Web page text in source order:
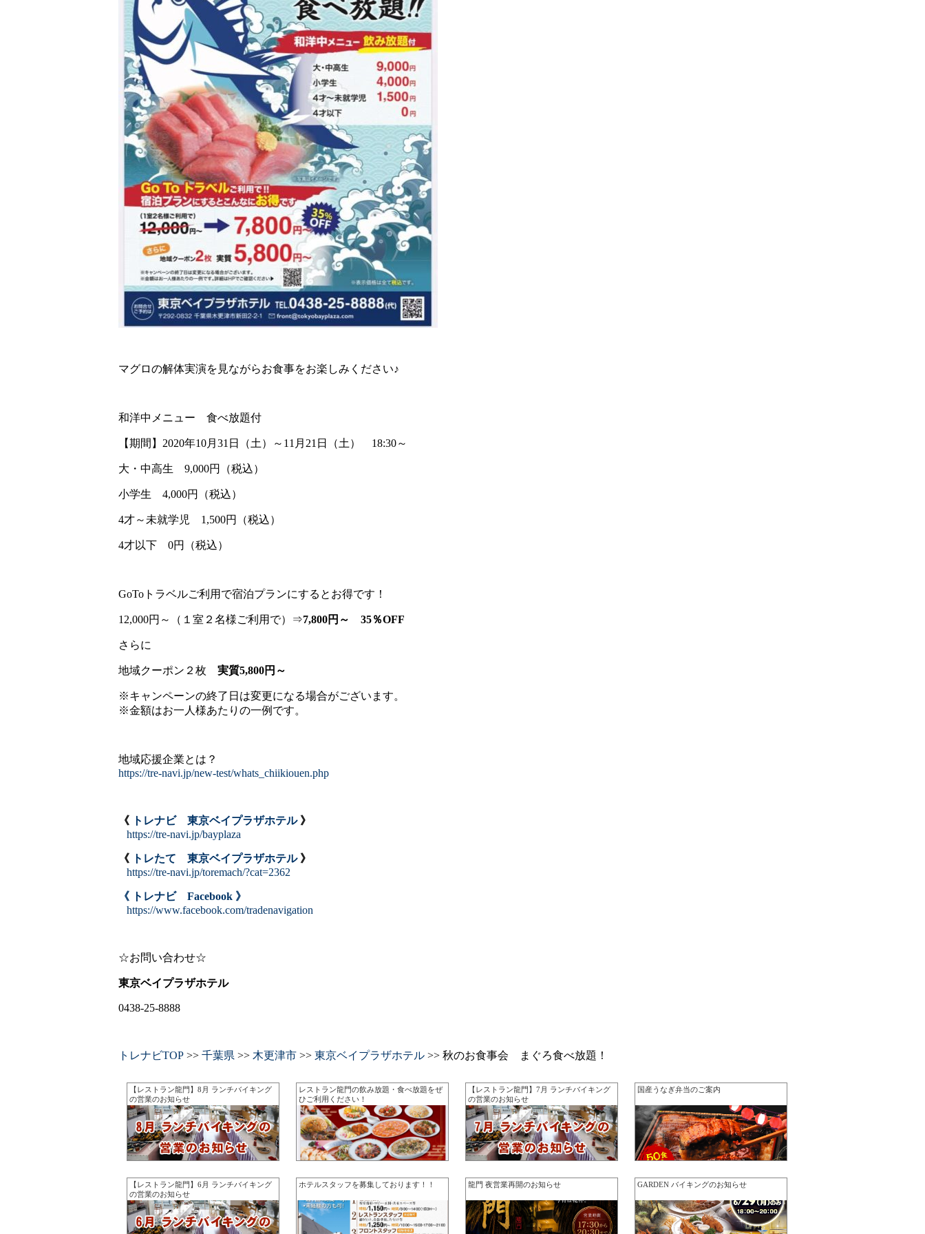
マグロの解体実演を見ながらお食事をお楽しみください♪
和洋中メニュー 食べ放題付
【期間】2020年10月31日（土）～11月21日（土） 18:30～
大・中高生 9,000円（税込）
小学生 4,000円（税込）
4才～未就学児 1,500円（税込）
4才以下 0円（税込）
GoToトラベルご利用で宿泊プランにするとお得です！
12,000円～（１室２名様ご利用で）⇒7,800円～ 35％OFF
さらに
地域クーポン２枚 実質5,800円～
※キャンペーンの終了日は変更になる場合がございます。
※金額はお一人様あたりの一例です。
地域応援企業とは？
https://tre-navi.jp/new-test/whats_chiikiouen.php
《 トレナビ 東京ベイプラザホテル》
https://tre-navi.jp/bayplaza
《 トレたて 東京ベイプラザホテル》
https://tre-navi.jp/toremach/?cat=2362
《 トレナビ Facebook 》
https://www.facebook.com/tradenavigation
☆お問い合わせ☆
東京ベイプラザホテル
0438-25-8888
トレナビTOP >> 千葉県 >> 木更津市 >> 東京ベイプラザホテル >> 秋のお食事会 まぐろ食べ放題！
【レストラン龍門】8月 ランチバイキング
の営業のお知らせ
レストラン龍門の飲み放題・食べ放題をぜ
ひご利用ください！
【レストラン龍門】7月 ランチバイキング
の営業のお知らせ
国産うなぎ弁当のご案内
【レストラン龍門】6月 ランチバイキング
の営業のお知らせ
ホテルスタッフを募集しております！！ 龍門 夜営業再開のお知らせ GARDEN バイキングのお知らせ